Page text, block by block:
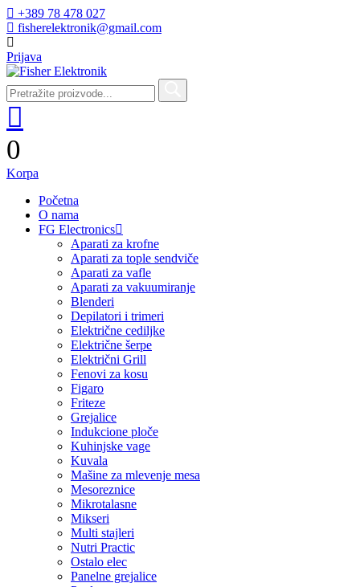
+389 78 478 027
fisherelektronik@gmail.com
Prijava
0
Korpa
Početna
O nama
FG Electronics
Aparati za krofne
Aparati za tople sendviče
Aparati za vafle
Aparati za vakuumiranje
Blenderi
Depilatori i trimeri
Električne cediljke
Električne šerpe
Električni Grill
Fenovi za kosu
Figaro
Friteze
Grejalice
Indukcione ploče
Kuhinjske vage
Kuvala
Mašine za mlevenje mesa
Mesoreznice
Mikrotalasne
Mikseri
Multi stajleri
Nutri Practic
Ostalo elec
Panelne grejalice